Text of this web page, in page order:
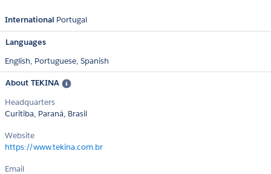
International Portugal
Languages
English, Portuguese, Spanish
About TEKINA
Headquarters
Curitiba, Paraná, Brasil
Website
https://www.tekina.com.br
Email